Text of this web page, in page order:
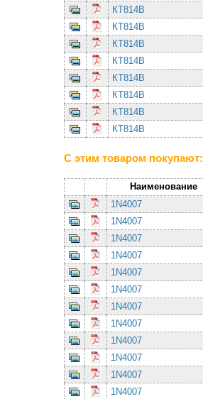
КТ814В
КТ814В
КТ814В
КТ814В
КТ814В
КТ814В
КТ814В
КТ814В
С этим товаром покупают:
Наименование
1N4007
1N4007
1N4007
1N4007
1N4007
1N4007
1N4007
1N4007
1N4007
1N4007
1N4007
1N4007